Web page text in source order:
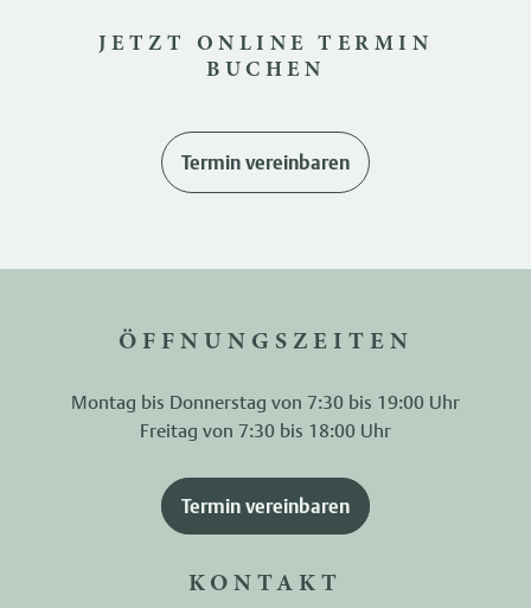
JETZT ONLINE TERMIN
BUCHEN
Termin vereinbaren
ÖFFNUNGSZEITEN
Montag bis Donnerstag von 7:30 bis 19:00 Uhr
Freitag von 7:30 bis 18:00 Uhr
Termin vereinbaren
KONTAKT